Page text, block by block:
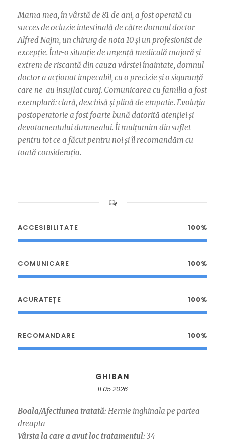
Mama mea, în vârstă de 81 de ani, a fost operată cu
succes de ocluzie intestinală de către domnul doctor
Alfred Najm, un chirurg de nota 10 și un profesionist de
excepție. Într-o situație de urgență medicală majoră și
extrem de riscantă din cauza vârstei înaintate, domnul
doctor a acționat impecabil, cu o precizie și o siguranță
care ne-au insuflat curaj. Comunicarea cu familia a fost
exemplară: clară, deschisă și plină de empatie. Evoluția
postoperatorie a fost foarte bună datorită atenției și
devotamentului dumnealui. Îi mulțumim din suflet
pentru tot ce a făcut pentru noi și îl recomandăm cu
toată considerația.
ACCESIBILITATE 100%
COMUNICARE 100%
ACURATEȚE 100%
RECOMANDARE 100%
GHIBAN
11.05.2026
Boala/Afectiunea tratată: Hernie inghinala pe partea
dreapta
Vârsta la care a avut loc tratamentul: 34